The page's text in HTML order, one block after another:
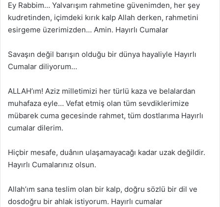
Ey Rabbim… Yalvarışım rahmetine güvenimden, her şey
kudretinden, içimdeki kırık kalp Allah derken, rahmetini
esirgeme üzerimizden… Amin. Hayırlı Cumalar
Savaşın değil barışın olduğu bir dünya hayaliyle Hayırlı
Cumalar diliyorum…
ALLAH’ım! Aziz milletimizi her türlü kaza ve belalardan
muhafaza eyle… Vefat etmiş olan tüm sevdiklerimize
mübarek cuma gecesinde rahmet, tüm dostlarıma Hayırlı
cumalar dilerim.
Hiçbir mesafe, duânın ulaşamayacağı kadar uzak değildir.
Hayırlı Cumalarınız olsun.
Allah’ım sana teslim olan bir kalp, doğru sözlü bir dil ve
dosdoğru bir ahlak istiyorum. Hayırlı cumalar